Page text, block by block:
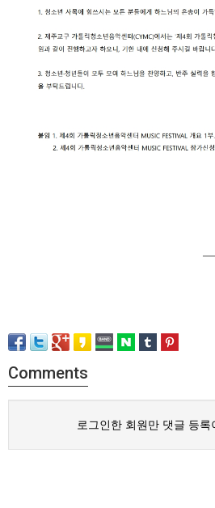
Comments
로그인한 회원만 댓글 등록